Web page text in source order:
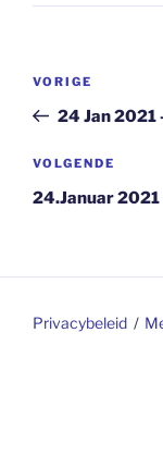
Vorig
bericht
VORIGE
24 Jan 2021
Volgend
bericht
VOLGENDE
24.Januar 2021
Privacybeleid